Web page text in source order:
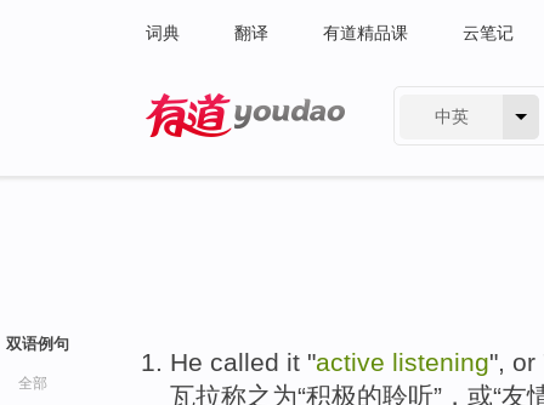
词典 翻译 有道精品课 云笔记
中英
双语例句
全部
He called it "active listening", or
瓦拉称之为“积极的聆听”， 或“友